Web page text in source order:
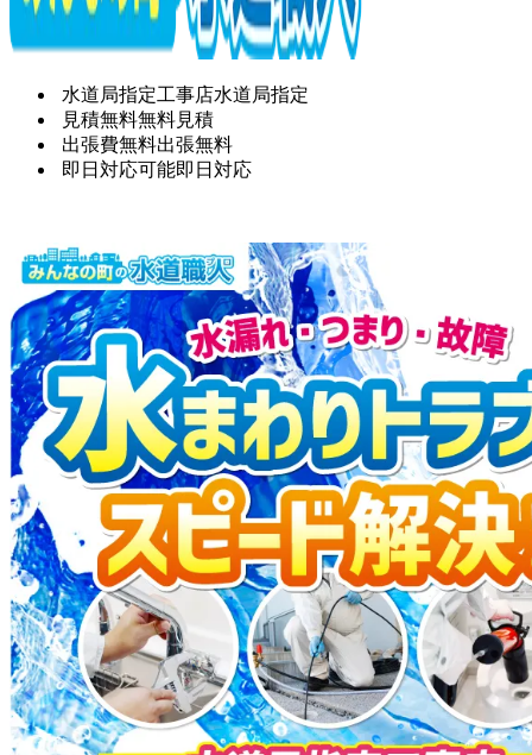
水道局指定工事店水道局指定
見積無料無料見積
出張費無料出張無料
即日対応可能即日対応